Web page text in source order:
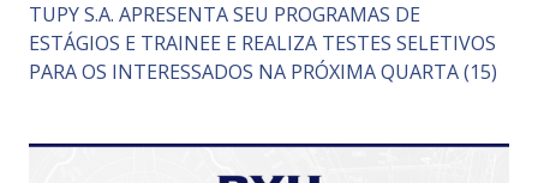
TUPY S.A. APRESENTA SEU PROGRAMAS DE
ESTÁGIOS E TRAINEE E REALIZA TESTES SELETIVOS
PARA OS INTERESSADOS NA PRÓXIMA QUARTA (15)